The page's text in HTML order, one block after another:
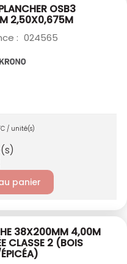
OSB3
2,50X0,675M
: 024565
/ unité(s)
panier
38X200MM 4,00M
CLASSE 2 (BOIS